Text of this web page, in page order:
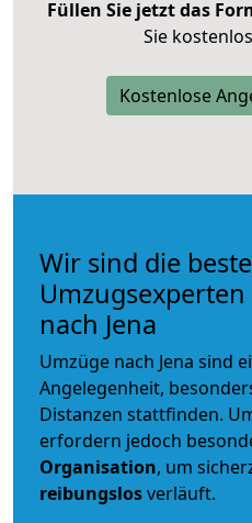
Füllen Sie jetzt das
Sie
Kostenlose
Wir sind die
nach Jena
Umzüge nach Jena sind
Angelegenheit,
Distanzen stattfinden.
erfordern jedoch
Organisation, um
reibungslosverläuft.